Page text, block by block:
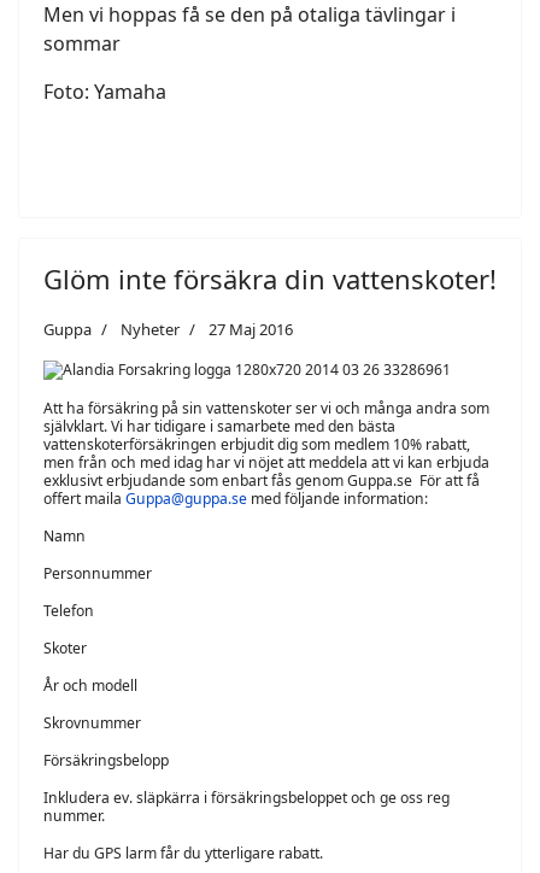
Men vi hoppas få se den på otaliga tävlingar i
sommar
Foto: Yamaha
Glöm inte försäkra din vattenskoter!
Guppa Nyheter 27 Maj 2016
Att ha försäkring på sin vattenskoter ser vi och många andra som
självklart. Vi har tidigare i samarbete med den bästa
vattenskoterförsäkringen erbjudit dig som medlem 10% rabatt,
men från och med idag har vi nöjet att meddela att vi kan erbjuda
exklusivt erbjudande som enbart fås genom Guppa.se För att få
offert maila Guppa@guppa.se med följande information:
Namn
Personnummer
Telefon
Skoter
År och modell
Skrovnummer
Försäkringsbelopp
Inkludera ev. släpkärra i försäkringsbeloppet och ge oss reg
nummer.
Har du GPS larm får du ytterligare rabatt.